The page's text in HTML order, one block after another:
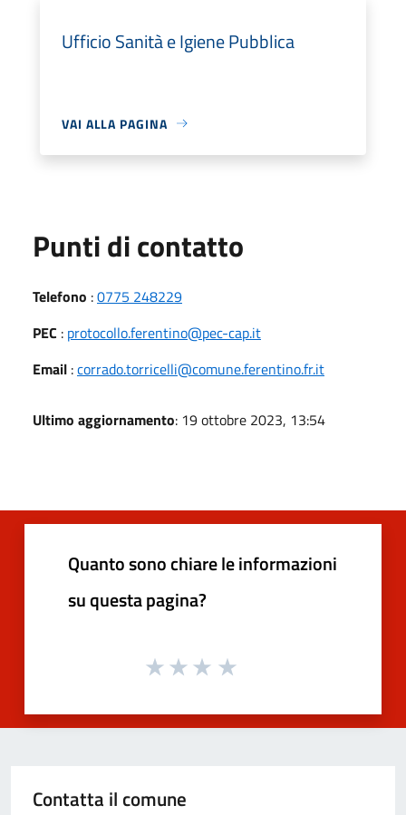
Ufficio Sanità e Igiene Pubblica
VAI ALLA PAGINA
Punti di contatto
Telefono :0775 248229
PEC : protocollo.ferentino@pec-cap.it
Email :corrado.torricelli@comune.ferentino.fr.it
Ultimo aggiornamento: 19 ottobre 2023, 13:54
Quanto sono chiare le informazioni
su questa pagina?
Contatta il comune